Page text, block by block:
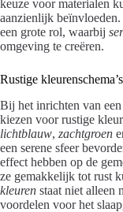
keuze voor materialen
aanzienlijk
een grote rol, waarbij
omgeving te creëren.
Rustige kleurenschema’s
Bij het inrichten van
kiezen voor rustige
lichtblauw, zachtgroen
een serene sfeer
effect hebben op de
ze gemakkelijk tot rust
kleuren staat niet alleen
voordelen voor het